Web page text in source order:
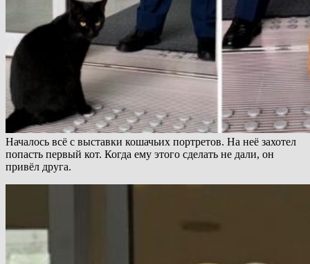
Началось всё с выставки кошачьих портретов. На неё захотел
попасть первый кот. Когда ему этого сделать не дали, он
привёл друга.